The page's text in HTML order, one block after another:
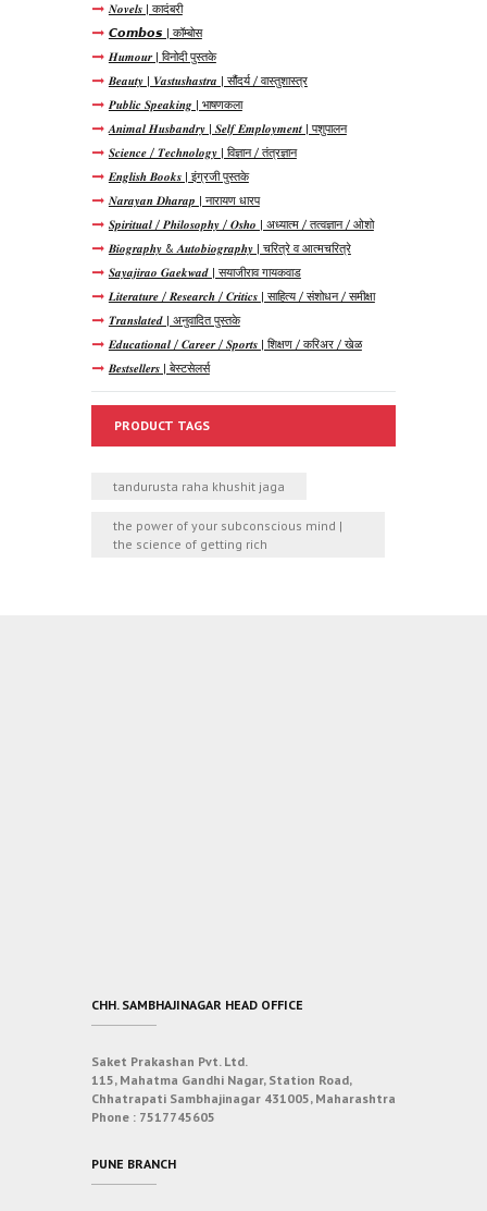
𝑵𝒐𝒗𝒆𝒍𝒔 | कादंबरी
𝘾𝙤𝙢𝙗𝙤𝙨 | कॉम्बोस
𝑯𝒖𝒎𝒐𝒖𝒓 | विनोदी पुस्तके
𝑩𝒆𝒂𝒖𝒕𝒚 | 𝑽𝒂𝒔𝒕𝒖𝒔𝒉𝒂𝒔𝒕𝒓𝒂 | सौंदर्य / वास्तुशास्त्र
𝑷𝒖𝒃𝒍𝒊𝒄 𝑺𝒑𝒆𝒂𝒌𝒊𝒏𝒈 | भाषणकला
𝑨𝒏𝒊𝒎𝒂𝒍 𝑯𝒖𝒔𝒃𝒂𝒏𝒅𝒓𝒚 | 𝑺𝒆𝒍𝒇 𝑬𝒎𝒑𝒍𝒐𝒚𝒎𝒆𝒏𝒕 | पशुपालन
𝑺𝒄𝒊𝒆𝒏𝒄𝒆 / 𝑻𝒆𝒄𝒉𝒏𝒐𝒍𝒐𝒈𝒚 | विज्ञान / तंत्रज्ञान
𝑬𝒏𝒈𝒍𝒊𝒔𝒉 𝑩𝒐𝒐𝒌𝒔 | इंग्रजी पुस्तके
𝑵𝒂𝒓𝒂𝒚𝒂𝒏 𝑫𝒉𝒂𝒓𝒂𝒑 | नारायण धारप
𝑺𝒑𝒊𝒓𝒊𝒕𝒖𝒂𝒍 / 𝑷𝒉𝒊𝒍𝒐𝒔𝒐𝒑𝒉𝒚 / 𝑶𝒔𝒉𝒐 | अध्यात्म / तत्वज्ञान / ओशो
𝑩𝒊𝒐𝒈𝒓𝒂𝒑𝒉𝒚 & 𝑨𝒖𝒕𝒐𝒃𝒊𝒐𝒈𝒓𝒂𝒑𝒉𝒚 | चरित्रे व आत्मचरित्रे
𝑺𝒂𝒚𝒂𝒋𝒊𝒓𝒂𝒐 𝑮𝒂𝒆𝒌𝒘𝒂𝒅 | सयाजीराव गायकवाड
𝑳𝒊𝒕𝒆𝒓𝒂𝒕𝒖𝒓𝒆 / 𝑹𝒆𝒔𝒆𝒂𝒓𝒄𝒉 / 𝑪𝒓𝒊𝒕𝒊𝒄𝒔 | साहित्य / संशोधन / समीक्षा
𝑻𝒓𝒂𝒏𝒔𝒍𝒂𝒕𝒆𝒅 | अनुवादित पुस्तके
𝑬𝒅𝒖𝒄𝒂𝒕𝒊𝒐𝒏𝒂𝒍 / 𝑪𝒂𝒓𝒆𝒆𝒓 / 𝑺𝒑𝒐𝒓𝒕𝒔 | शिक्षण / करिअर / खेळ
𝑩𝒆𝒔𝒕𝒔𝒆𝒍𝒍𝒆𝒓𝒔 | बेस्टसेलर्स
PRODUCT TAGS
tandurusta raha khushit jaga
the power of your subconscious mind |
the science of getting rich
CHH. SAMBHAJINAGAR HEAD OFFICE
Saket Prakashan Pvt. Ltd.
115, Mahatma Gandhi Nagar, Station Road,
Chhatrapati Sambhajinagar 431005, Maharashtra
Phone : 7517745605
PUNE BRANCH